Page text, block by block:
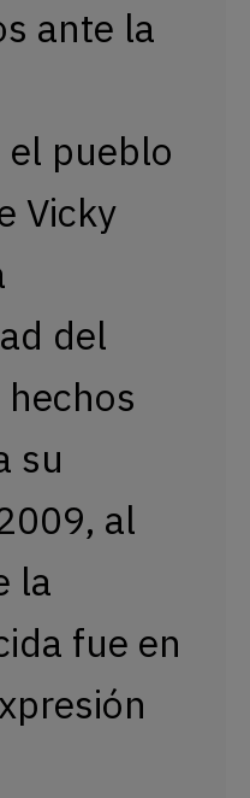
ante la
pueblo
Vicky
del
su
al
la
fue en